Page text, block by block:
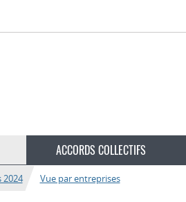
ACCORDS COLLECTIFS
2024 Vue par entreprises